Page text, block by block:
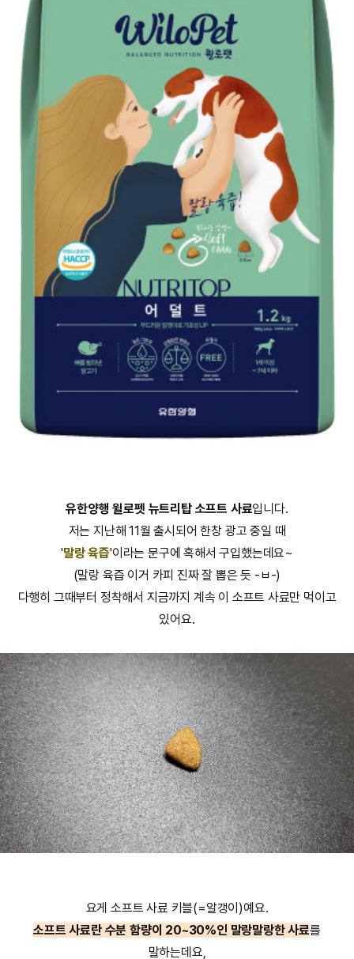
유한양행 윌로펫 뉴트리탑 소프트 사료입니다.
저는 지난해 11월 출시되어 한창 광고 중일 때
'말랑 육즙'이라는 문구에 혹해서 구입했는데요~
(말랑 육즙 이거 카피 진짜 잘 뽑은 듯 -ㅂ-)
다행히 그때부터 정착해서 지금까지 계속 이 소프트 사료만 먹이고
있어요.
요게 소프트 사료 키블(=알갱이)예요.
소프트 사료란 수분 함량이 20~30%인 말랑말랑한 사료를
말하는데요,